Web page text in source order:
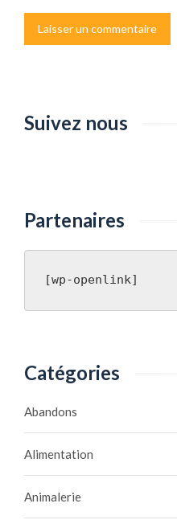
Suivez nous
Partenaires
[wp-openlink]
Catégories
Abandons
Alimentation
Animalerie